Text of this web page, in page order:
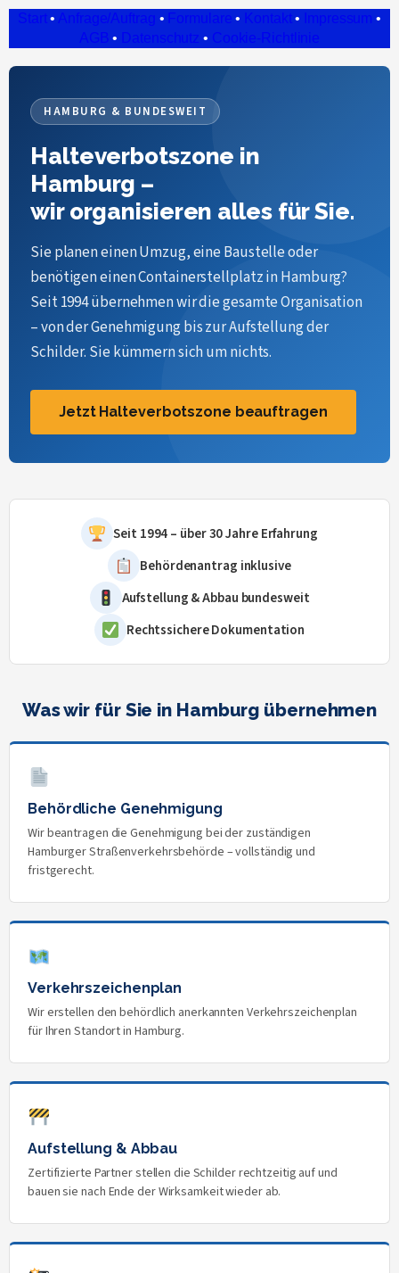
Start• Anfrage/Auftrag • Formulare • Kontakt• Impressum •
AGB • Datenschutz • Cookie-Richtlinie
HAMBURG & BUNDESWEIT
Halteverbotszone in
Hamburg –
wir organisieren alles für Sie.
Sie planen einen Umzug, eine Baustelle oder
benötigen einen Containerstellplatz in Hamburg?
Seit 1994 übernehmen wir die gesamte Organisation
– von der Genehmigung bis zur Aufstellung der
Schilder. Sie kümmern sich um nichts.
Jetzt Halteverbotszone beauftragen
Seit 1994 – über 30 Jahre Erfahrung
Behördenantrag inklusive
Aufstellung & Abbau bundesweit
Rechtssichere Dokumentation
Was wir für Sie in Hamburg übernehmen
Behördliche Genehmigung
Wir beantragen die Genehmigung bei der zuständigen
Hamburger Straßenverkehrsbehörde – vollständig und
fristgerecht.
Verkehrszeichenplan
Wir erstellen den behördlich anerkannten Verkehrszeichenplan
für Ihren Standort in Hamburg.
Aufstellung & Abbau
Zertifizierte Partner stellen die Schilder rechtzeitig auf und
bauen sie nach Ende der Wirksamkeit wieder ab.